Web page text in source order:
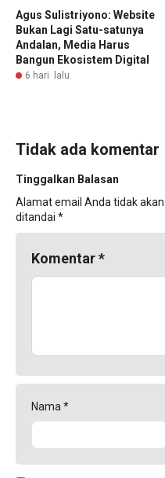
Agus Sulistriyono: Website
Bukan Lagi Satu-satunya
Andalan, Media Harus
Bangun Ekosistem Digital
6 hari lalu
Tidak ada komentar
Tinggalkan Balasan
Alamat email Anda tidak akan
ditandai *
Komentar*
Nama *